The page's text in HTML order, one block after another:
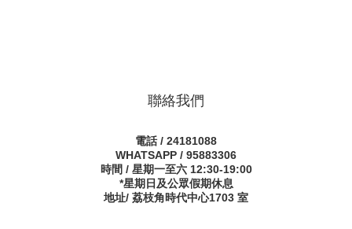
聯絡我們
電話 / 24181088
WHATSAPP / 95883306
時間 / 星期一至六 12:30-19:00
*星期日及公眾假期休息
地址/ 荔枝角時代中心1703 室